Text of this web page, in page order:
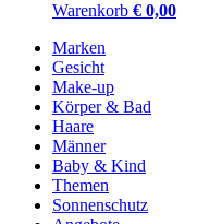
Warenkorb € 0,00
Marken
Gesicht
Make-up
Körper & Bad
Haare
Männer
Baby & Kind
Themen
Sonnenschutz